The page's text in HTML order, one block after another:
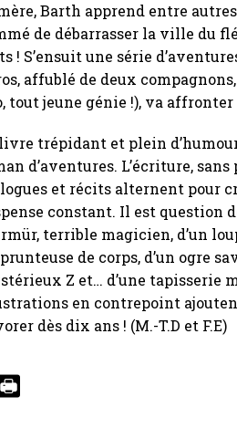
Barth apprend entre
de débarrasser la ville du
! S’ensuit une série
affublé de deux
tout jeune génie !), va
livre trépidant et plein
d’aventures. L’écriture,
et récits alternent pour
constant. Il est question
terrible magicien, d’un
de corps, d’un ogre
Z et… d’une tapisserie
en contrepoint
dès dix ans ! (M.-T.D et F.E)